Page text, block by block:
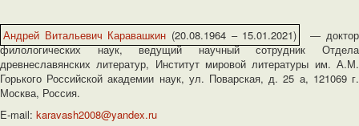
Андрей Витальевич Каравашкин (20.08.1964 – 15.01.2021)
― доктор
филологических наук, ведущий научный сотрудник Отдела
древнеславянских литератур, Институт мировой литературы им. А.М.
Горького Российской академии наук, ул. Поварская, д. 25 а, 121069 г.
Москва, Россия.
E-mail: karavash2008@yandex.ru